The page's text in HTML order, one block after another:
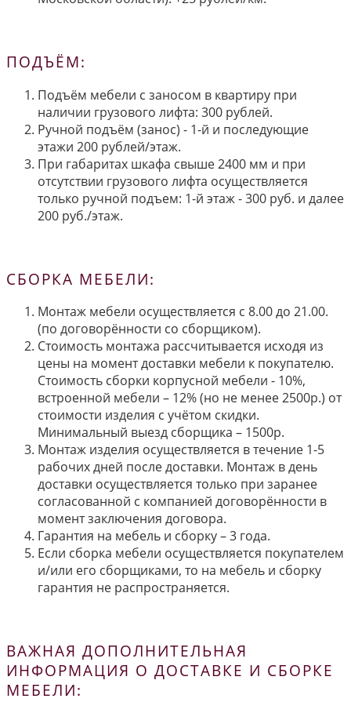
ПОДЪЁМ:
Подъём мебели с заносом в квартиру при
наличии грузового лифта: 300 рублей.
Ручной подъём (занос) - 1-й и последующие
этажи 200 рублей/этаж.
При габаритах шкафа свыше 2400 мм и при
отсутствии грузового лифта осуществляется
только ручной подъем: 1-й этаж - 300 руб. и далее
200 руб./этаж.
СБОРКА МЕБЕЛИ:
Монтаж мебели осуществляется с 8.00 до 21.00.
(по договорённости со сборщиком).
Стоимость монтажа рассчитывается исходя из
цены на момент доставки мебели к покупателю.
Стоимость сборки корпусной мебели - 10%,
встроенной мебели – 12% (но не менее 2500р.) от
стоимости изделия с учётом скидки.
Минимальный выезд сборщика – 1500р.
Монтаж изделия осуществляется в течение 1-5
рабочих дней после доставки. Монтаж в день
доставки осуществляется только при заранее
согласованной с компанией договорённости в
момент заключения договора.
Гарантия на мебель и сборку – 3 года.
Если сборка мебели осуществляется покупателем
и/или его сборщиками, то на мебель и сборку
гарантия не распространяется.
ВАЖНАЯ ДОПОЛНИТЕЛЬНАЯ
ИНФОРМАЦИЯ О ДОСТАВКЕ И СБОРКЕ
МЕБЕЛИ: